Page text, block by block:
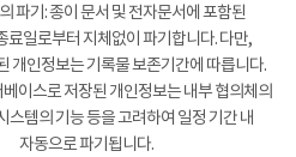
파기: 종이 문서 및 전자문서에 포함된
료일로부터 지체없이 파기합니다. 다만,
개인정보는 기록물 보존기간에 따릅니다.
이스로 저장된 개인정보는 내부 협의체의
스템의 기능 등을 고려하여 일정 기간 내
자동으로 파기됩니다.